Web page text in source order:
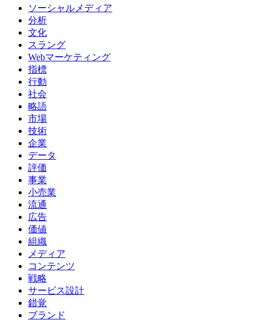
ソーシャルメディア
分析
文化
スラング
Webマーケティング
指標
行動
社会
略語
市場
技術
企業
データ
評価
事業
小売業
流通
広告
価値
組織
メディア
コンテンツ
戦略
サービス設計
錯覚
ブランド